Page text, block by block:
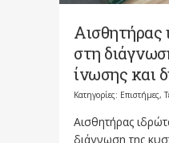
Αισθητήρας
στη
ίνωσης και
Κατηγορίες: Επιστήμες,
Αισθητήρας
διάγνωση της